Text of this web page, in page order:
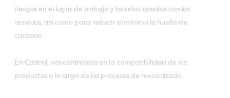
riesgos en el lugar de trabajo y los relacionados con los
residuos, así como para reducir al mínimo la huella de
carbono.
En Castrol, nos centramos en la compatibilidad de los
productos a lo largo de los procesos de mecanizado.